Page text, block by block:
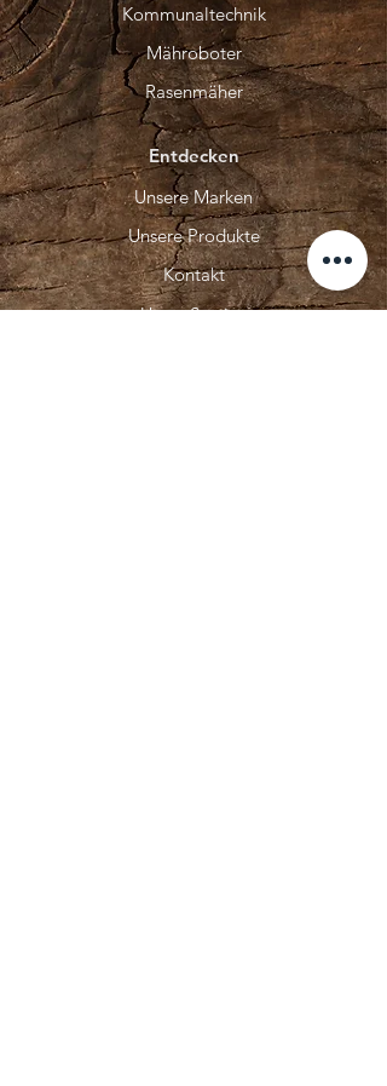
Kommunaltechnik
Mähroboter
Rasenmäher
Entdecken
Unsere Marken
Unsere Produkte
Kontakt
Unser Service